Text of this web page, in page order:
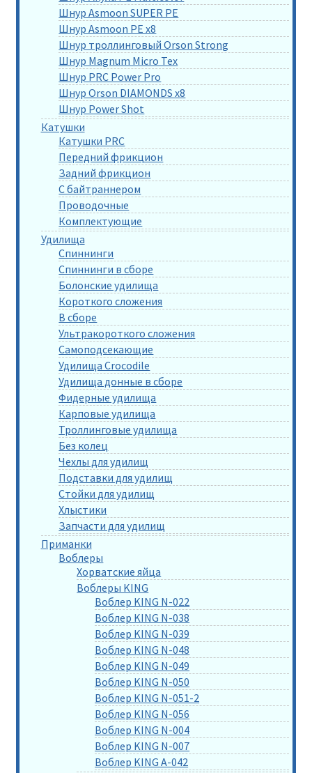
Шнур Asmoon SUPER PE
Шнур Asmoon PE x8
Шнур троллинговый Orson Strong
Шнур Magnum Micro Tex
Шнур PRC Power Pro
Шнур Orson DIAMONDS x8
Шнур Power Shot
Катушки
Катушки PRC
Передний фрикцион
Задний фрикцион
С байтраннером
Проводочные
Комплектующие
Удилища
Спиннинги
Спиннинги в сборе
Болонские удилища
Короткого сложения
В сборе
Ультракороткого сложения
Самоподсекающие
Удилища Crocodile
Удилища донные в сборе
Фидерные удилища
Карповые удилища
Троллинговые удилища
Без колец
Чехлы для удилищ
Подставки для удилищ
Стойки для удилищ
Хлыстики
Запчасти для удилищ
Приманки
Воблеры
Хорватские яйца
Воблеры KING
Воблер KING N-022
Воблер KING N-038
Воблер KING N-039
Воблер KING N-048
Воблер KING N-049
Воблер KING N-050
Воблер KING N-051-2
Воблер KING N-056
Воблер KING N-004
Воблер KING N-007
Воблер KING A-042